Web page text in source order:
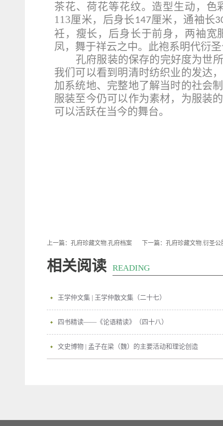
茶花、荷花等花纹。造型生动，
113厘米，后身长147厘米，通袖长
衽，瘦长，后身长于前身，两袖
凤，舞于祥云之中。此袍系明代衍
孔府服装的保存的完好度为世
我们可以看到明清时纺织业的发达
加系统地、完整地了解当时的社会
服装至今仍可以作为素材，为服装
可以活跃在当今的舞台。
上一篇： 孔府珍藏文物.孔府档案 下一篇： 孔府珍藏文物.衍圣公
相关阅读 READING
王学仲文集 | 王学仲散文集（二十七）
四书精读——《论语精读》（四十八）
文史博物 | 孟子在梁（魏）的主要活动和理论创造